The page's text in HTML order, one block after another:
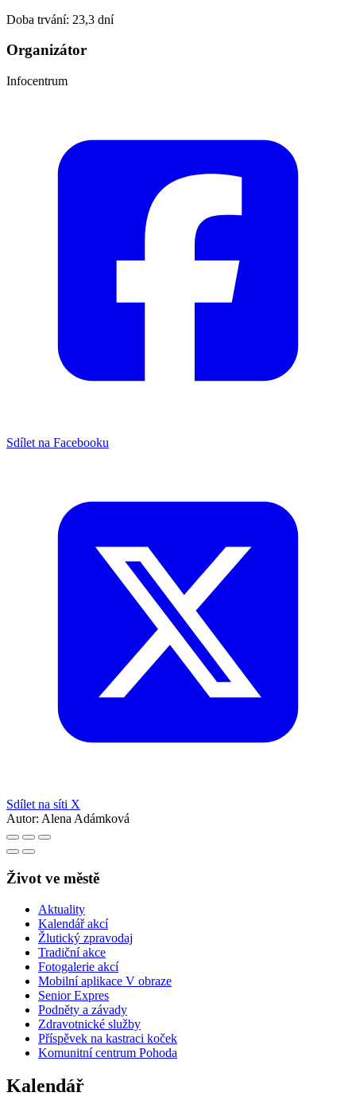
Doba trvání: 23,3 dní
Organizátor
Infocentrum
Sdílet na Facebooku
Sdílet na síti X
Autor: Alena Adámková
Život ve městě
Aktuality
Kalendář akcí
Žlutický zpravodaj
Tradiční akce
Fotogalerie akcí
Mobilní aplikace V obraze
Senior Expres
Podněty a závady
Zdravotnické služby
Příspěvek na kastraci koček
Komunitní centrum Pohoda
Kalendář